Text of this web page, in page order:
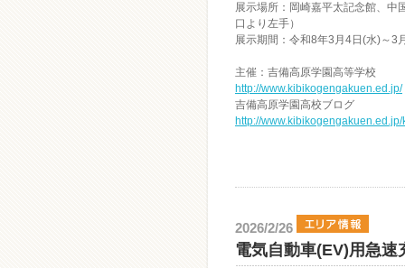
展示場所：岡崎嘉平太記念館、中
口より左手）
展示期間：令和8年3月4日(水)～3
主催：吉備高原学園高等学校
http://www.kibikogengakuen.ed.jp/
吉備高原学園高校ブログ
http://
2026/2/26
電気自動車(EV)用急